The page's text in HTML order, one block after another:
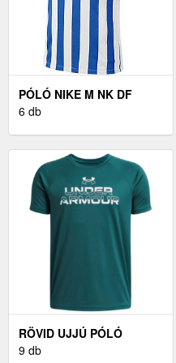
PÓLÓ NIKE M NK DF
STRP DVSN IV JSY SS
6 db
RÖVID UJJÚ PÓLÓ
UNDER ARMOUR UNDER
9 db